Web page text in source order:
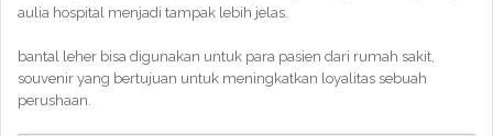
aulia hospital menjadi tampak lebih jelas.
bantal leher bisa digunakan untuk para pasien dari rumah sakit,
souvenir yang bertujuan untuk meningkatkan loyalitas sebuah
perushaan.